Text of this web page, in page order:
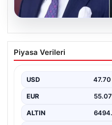
06.08.2026
Veli Ağbaba’nın
tutuklandı
Piyasa Verileri
USD 47.70
EUR 55.07
ALTIN